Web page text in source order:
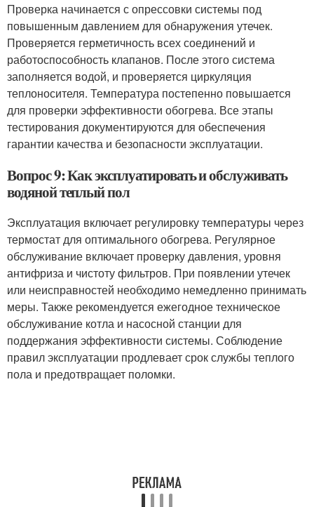
Проверка начинается с опрессовки системы под
повышенным давлением для обнаружения утечек.
Проверяется герметичность всех соединений и
работоспособность клапанов. После этого система
заполняется водой, и проверяется циркуляция
теплоносителя. Температура постепенно повышается
для проверки эффективности обогрева. Все этапы
тестирования документируются для обеспечения
гарантии качества и безопасности эксплуатации.
Вопрос 9: Как эксплуатировать и обслуживать
водяной теплый пол
Эксплуатация включает регулировку температуры через
термостат для оптимального обогрева. Регулярное
обслуживание включает проверку давления, уровня
антифриза и чистоту фильтров. При появлении утечек
или неисправностей необходимо немедленно принимать
меры. Также рекомендуется ежегодное техническое
обслуживание котла и насосной станции для
поддержания эффективности системы. Соблюдение
правил эксплуатации продлевает срок службы теплого
пола и предотвращает поломки.